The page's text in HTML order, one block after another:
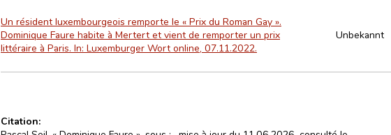
Un résident luxembourgeois remporte le « Prix du Roman Gay ».
Dominique Faure habite à Mertert et vient de remporter un prix
littéraire à Paris. In: Luxemburger Wort online, 07.11.2022.
Unbekannt
Citation: